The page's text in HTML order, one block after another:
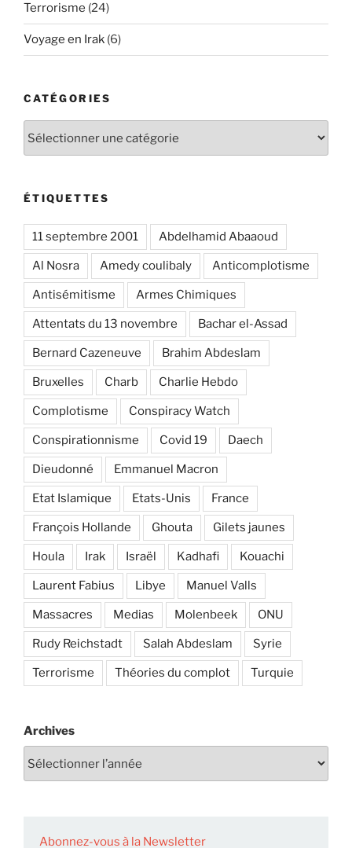
Terrorisme (24)
Voyage en Irak (6)
CATÉGORIES
ÉTIQUETTES
11 septembre 2001 Abdelhamid Abaaoud
Al Nosra Amedy coulibaly Anticomplotisme
Antisémitisme Armes Chimiques
Attentats du 13 novembre Bachar el-Assad
Bernard Cazeneuve Brahim Abdeslam
Bruxelles Charb Charlie Hebdo
Complotisme Conspiracy Watch
Conspirationnisme Covid 19 Daech
Dieudonné Emmanuel Macron
Etat Islamique Etats-Unis France
François Hollande Ghouta Gilets jaunes
Houla Irak Israël Kadhafi Kouachi
Laurent Fabius Libye Manuel Valls
Massacres Medias Molenbeek ONU
Rudy Reichstadt Salah Abdeslam Syrie
Terrorisme Théories du complot Turquie
Archives
Abonnez-vous à la Newsletter